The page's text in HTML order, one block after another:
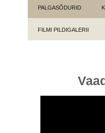
PALGASÕDURID
FILMI PILDIGALERII